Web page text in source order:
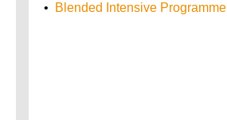
• Blended Intensive Programme